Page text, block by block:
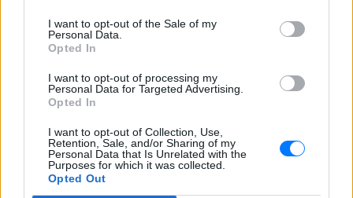
I want to opt-out of the Sale of my
Personal Data.
Opted In
I want to opt-out of processing my
Personal Data for Targeted Advertising.
Opted In
I want to opt-out of Collection, Use,
Retention, Sale, and/or Sharing of my
Personal Data that Is Unrelated with the
Purposes for which it was collected.
Opted Out
ΣΤΗΝ ΙΔΙΑ ΚΑΤΗΓΟΡΙΑ